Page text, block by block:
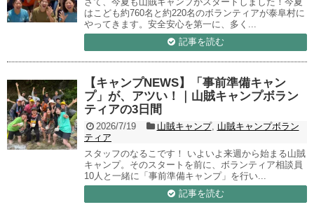
はこども約760名と約220名のボランティアが泰阜村に
やってきます。安全安心を第一に、多く...
記事を読む
【キャンプNEWS】「事前準備キャン
プ」が、アツい！｜山賊キャンプボラン
ティアの3日間
2026/7/19 山賊キャンプ, 山賊キャンプボラン
ティア
スタッフのなるこです！ いよいよ来週から始まる山賊
キャンプ。そのスタートを前に、ボランティア相談員
10人と一緒に「事前準備キャンプ」を行い...
記事を読む